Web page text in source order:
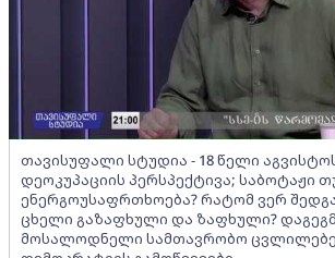
თავისუფალი სტუდია - 18 წელი
დეოკუპაციის პერსპექტივა; საბოტაჟი
ენერგოუსაფრთხოება? რატომ ვერ
ცხელი გაზაფხული და ზაფხული?
მოსალოდნელი სამთავრობო